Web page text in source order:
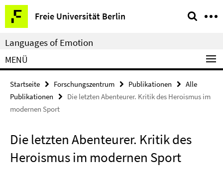
Springe
direkt
zu
Inhalt
Freie Universität Berlin
Service-
Navigation
Languages of Emotion
MENÜ
Startseite Forschungszentrum Publikationen
Alle
Publikationen
Die letzten Abenteurer. Kritik des Heroismus im
modernen Sport
Die letzten Abenteurer. Kritik des
Heroismus im modernen Sport